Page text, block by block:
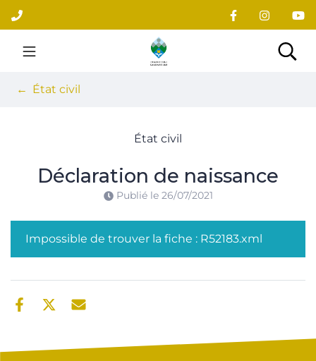
Aller
au
contenu
Site officiel du village
État civil
État civil
Déclaration de naissance
Publié le 26/07/2021
Impossible de trouver la fiche : R52183.xml